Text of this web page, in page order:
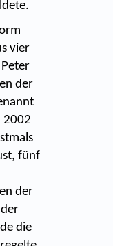
vier
der
2002
fünf
der
die